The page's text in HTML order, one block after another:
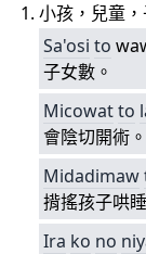
小孩，兒童，
Sa'osi to
子女數。
Micowatto
會陰切開術。
Midadimaw
揹搖孩子哄睡
Ira ko no